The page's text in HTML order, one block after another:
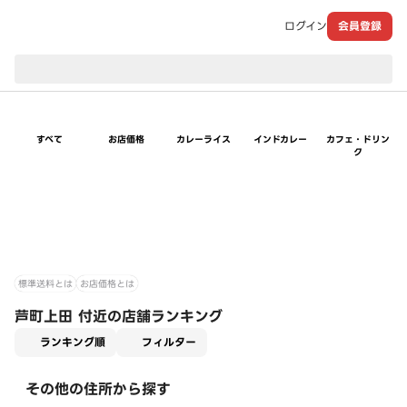
ログイン 会員登録
すべて お店価格 カレーライス インドカレー
カフェ・ドリン
ク
標準送料とは お店価格とは
芦町上田 付近の店舗ランキング
ランキング順 フィルター
その他の住所から探す